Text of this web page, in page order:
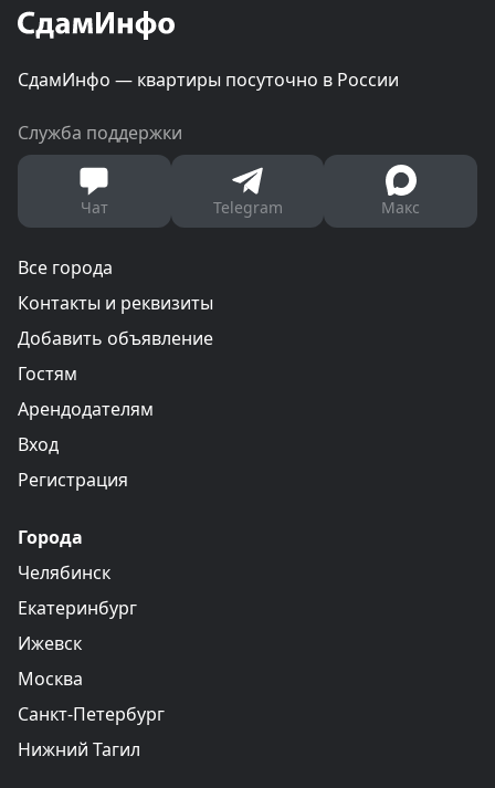
СдамИнфо — квартиры посуточно в России
Служба поддержки
Чат Telegram Макс
Все города
Контакты и реквизиты
Добавить объявление
Гостям
Арендодателям
Вход
Регистрация
Города
Челябинск
Екатеринбург
Ижевск
Москва
Санкт-Петербург
Нижний Тагил